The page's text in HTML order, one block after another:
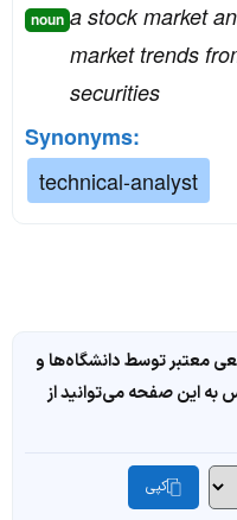
noun a stock market
market trends
securities
Synonyms:
technical-analyst
معتبر توسط دانشگاه‌ها و
به این صفحه می‌توانید از
کپی